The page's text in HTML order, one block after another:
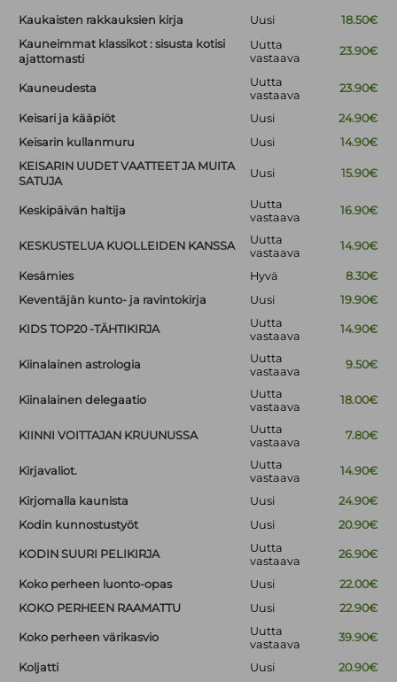
Kaukaisten rakkauksien kirja
Uusi
18.50€
Kauneimmat klassikot : sisusta kotisi
ajattomasti
Uutta
vastaava
23.90€
Kauneudesta
Uutta
vastaava
23.90€
Keisari ja kääpiöt Uusi
24.90€
Keisarin kullanmuru
Uusi
14.90€
KEISARIN UUDET VAATTEET JA MUITA
SATUJA
Uusi 15.90€
Keskipäivän haltija
Uutta
vastaava
16.90€
KESKUSTELUA KUOLLEIDEN KANSSA
Uutta
vastaava
14.90€
Kesämies Hyvä
8.30€
Keventäjän kunto- ja ravintokirja
Uusi 19.90€
KIDS TOP20 -TÄHTIKIRJA
Uutta
vastaava
14.90€
Kiinalainen astrologia
Uutta
vastaava
9.50€
Kiinalainen delegaatio
Uutta
vastaava
18.00€
KIINNI VOITTAJAN KRUUNUSSA
Uutta
vastaava
7.80€
Kirjavaliot.
Uutta
vastaava
14.90€
Kirjomalla kaunista Uusi
24.90€
Kodin kunnostustyöt
Uusi 20.90€
KODIN SUURI PELIKIRJA
Uutta
vastaava
26.90€
Koko perheen luonto-opas Uusi
22.00€
KOKO PERHEEN RAAMATTU
Uusi 22.90€
Koko perheen värikasvio
Uutta
vastaava
39.90€
Koljatti Uusi
20.90€